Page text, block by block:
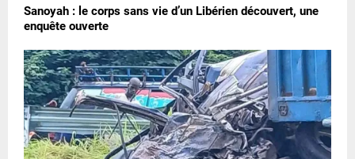
Sanoyah : le corps sans vie d’un Libérien découvert, une
enquête ouverte